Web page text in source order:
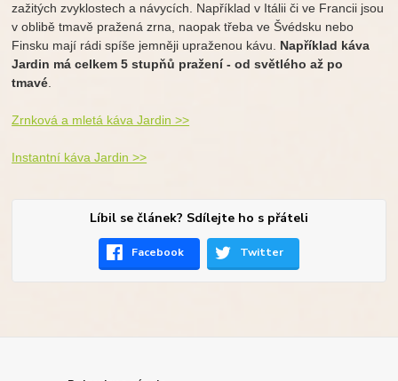
zažitých zvyklostech a návycích. Například v Itálii či ve Francii jsou
v oblibě tmavě pražená zrna, naopak třeba ve Švédsku nebo
Finsku mají rádi spíše jemněji upraženou kávu. Například káva
Jardin má celkem 5 stupňů pražení - od světlého až po
tmavé.
Zrnková a mletá káva Jardin >>
Instantní káva Jardin >>
Líbil se článek? Sdílejte ho s přáteli
Facebook Twitter